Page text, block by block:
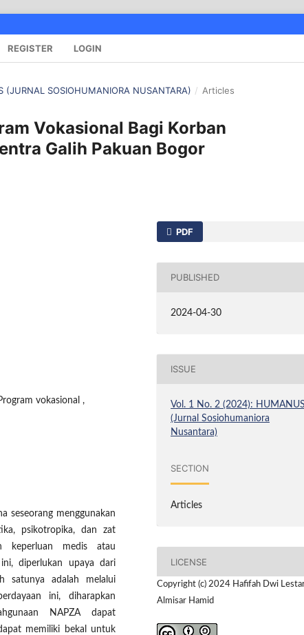
REGISTER LOGIN
SOSIOHUMANIORA NUSANTARA) / Articles
Vokasional Bagi Korban
Galih Pakuan Bogor
vokasional ,
seseorang menggunakan
psikotropika, dan zat
keperluan medis atau
ini, diperlukan upaya dari
satunya adalah melalui
ini, diharapkan
NAPZA dapat
memiliki bekal untuk
PDF
PUBLISHED
2024-04-30
ISSUE
Vol. 1 No. 2 (2024): HUMANUS
(Jurnal Sosiohumaniora
Nusantara)
SECTION
Articles
LICENSE
Copyright (c) 2024 Hafifah Dwi
Almisar Hamid